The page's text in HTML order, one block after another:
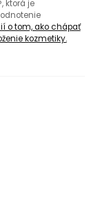
ktorá je
o tom, ako chápať
kozmetiky.